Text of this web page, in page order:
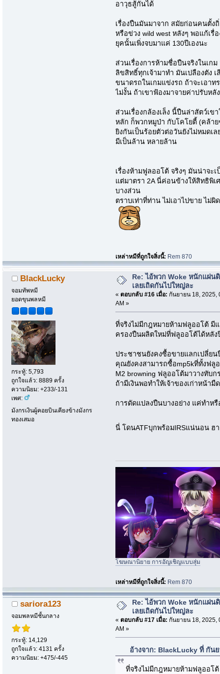
อาวุธสู้กันได้
เรื่องปืนมันมาจาก สมัยก่อนคนตั้งถิ่
หรือข่วง wild west หลังๆ พอแก้เรื่
ยุคนั้นเพิ่งจบมาแค่ 130ปีเองนะ
ส่วนเรื่องการห้ามชื่อปืนจริงในเก
ลิขสิทธิ์ทุกเจ้ามาทำ มันเปลืองตัง
ขนาดรถในเกมแข่งรถ ถ้าจะเอา
ไม่งั้น ถ้าเขาฟ้องมาจายค่าปรับห
ส่วนเรื่องกล้องเล็ง นี้ปืนล่าสัตว์เ
หลัก ก็พวกหมูป่า กับโคโยตี้ (คล้า
ยิงกันเป็นร้อยตัวต่อวันยังไม่หมดเ
มีเป็นล้าน หลายล้าน
เรื่องห้ามฟูลออโต้ จริงๆ มันน่าจ
แต่มาตรา 2A นี่ค่อนข้างให้สิทธิพิเ
บางส่วน
ตราบเท่าที่ท่าน ไม่เอาไปขาย ไม่
เหล่าหมีที่ถูกใจสิ่งนี้: Rem 870
BlackLucky
จอมทัพหมี
ยอดขุนพลหมี
กระทู้: 5,793
ถูกใจแล้ว: 8889 ครั้ง
ความนิยม: +233/-131
เพศ:
มังกรเงินผู้คอยบินเคียงข้างมังกร
ทองเสมอ
Re: ไอ้พวก Woke หนักแผ่น
เลยเถิดกันไปใหญ่ละ
« ตอบกลับ #16 เมื่อ: กันยายน 18, 2025,
AM »
ที่จริงไม่มีกฎหมายห้ามฟลูออโต้ มี
ครองปืนผลิตใหม่ที่ฟลูออโต้ได้หลัง
ประชาชนยังคงซื้อขายแลกเปลี่ย
คุณยังคงสามารถซื้อmp5kที่ทั้งฟลูอ
M2 browning ฟลูออโต้มาวางทับ
ถ้ามีเงินพอทำให้เจ้าของเก่าหน้า
การดัดแปลงปืนบางอย่าง แค่ทำห
นี่ โดนATFบุกพร้อมIRSแน่นอน ฮ
โฆษณานิยาย การอัญเชิญแบบสุ่ม
เหล่าหมีที่ถูกใจสิ่งนี้: Rem 870
sariora123
จอมพลหมีชั้นกลาง
กระทู้: 14,129
ถูกใจแล้ว: 4131 ครั้ง
ความนิยม: +475/-445
Re: ไอ้พวก Woke หนักแผ่น
เลยเถิดกันไปใหญ่ละ
« ตอบกลับ #17 เมื่อ: กันยายน 18, 2025,
AM »
อ้างจาก: BlackLucky ที่ กัน
ที่จริงไม่มีกฎหมายห้ามฟลูออโ